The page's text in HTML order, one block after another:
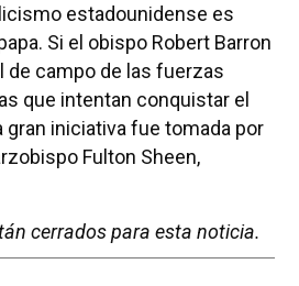
estadounidense es
Si el obispo Robert Barron
de campo de las fuerzas
que intentan conquistar el
gran iniciativa fue tomada por
Fulton Sheen,
cerrados para esta noticia.